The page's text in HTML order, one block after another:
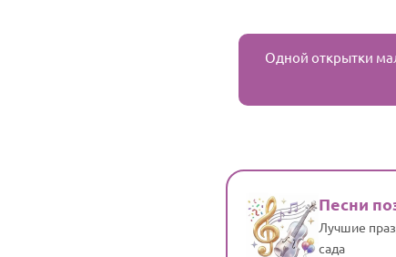
Одной открытки
Песни
Лучшие
сада